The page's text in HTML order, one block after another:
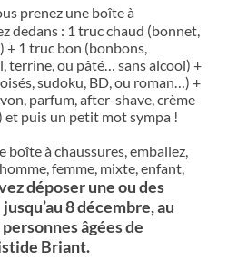
prenez une boîte à
dedans : 1 truc chaud (bonnet,
+ 1 truc bon (bonbons,
terrine, ou pâté… sans alcool) +
sudoku, BD, ou roman…) +
parfum, after-shave, crème
et puis un petit mot sympa !
à chaussures, emballez,
femme, mixte, enfant,
déposer une ou des
jusqu’au 8décembre, au
âgées de
Briant.